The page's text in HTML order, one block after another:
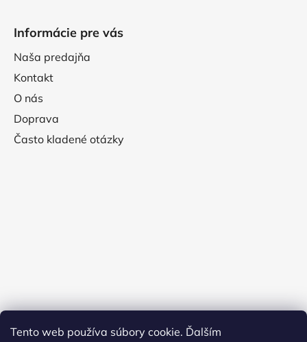
Tento web používa súbory cookie. Ďalším
Informácie pre vás
Naša predajňa
Kontakt
O nás
Doprava
Často kladené otázky